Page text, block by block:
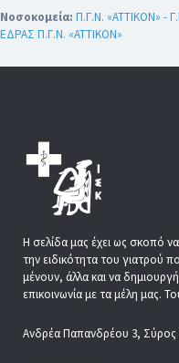
Νοσοκομεία: Π.Γ.Ν. «ΑΤΤΙΚΟΝ» -
ΕΔΡΑΣ Π.Γ.Ν. «ΑΤΤΙΚΟΝ»
Η σελίδα μας έχει ως σκοπό
την ειδικότητα του γιατρού
μένουν, άλλα και να
επικοινωνία με τα μέλη μας.
Ανδρέα Παπανδρέου 3, Σύρος